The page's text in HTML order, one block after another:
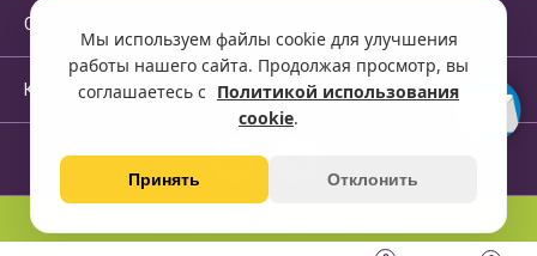
Мы используем файлы cookie для улучшения
работы нашего сайта. Продолжая просмотр, вы
соглашаетесь с Политикой использования
cookie.
Принять Отклонить
Сервисы и помощь
Компания